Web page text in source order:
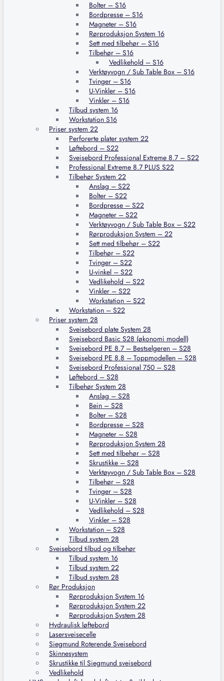
Bolter – S16
Bordpresse – S16
Magneter – S16
Rørproduksjon System 16
Sett med tilbehør – S16
Tilbehør – S16
Vedlikehold – S16
Verktøyvogn / Sub Table Box – S16
Tvinger – S16
U-Vinkler – S16
Vinkler – S16
Tilbud system 16
Workstation S16
Priser system 22
Perforerte plater system 22
Løftebord – S22
Sveisebord Professional Extreme 8.7 – S22
Professional Extreme 8.7 PLUS S22
Tilbehør System 22
Anslag – S22
Bolter – S22
Bordpresse – S22
Magneter – S22
Verktøyvogn / Sub Table Box – S22
Rørproduksjon System – 22
Sett med tilbehør – S22
Tilbehør – S22
Tvinger – S22
U-vinkel – S22
Vedlikehold – S22
Vinkler – S22
Workstation – S22
Workstation – S22
Priser system 28
Sveisebord plate System 28
Sveisebord Basic S28 (økonomi modell)
Sveisebord PE 8.7 – Bestselgeren – S28
Sveisebord PE 8.8 – Toppmodellen – S28
Sveisebord Professional 750 – S28
Løftebord – S28
Tilbehør System 28
Anslag – S28
Bein – S28
Bolter – S28
Bordpresse – S28
Magneter – S28
Rørproduksjon System 28
Sett med tilbehør – S28
Skrustikke – S28
Verktøyvogn / Sub Table Box – S28
Tilbehør – S28
Tvinger – S28
U-Vinkler – S28
Vedlikehold – S28
Vinkler – S28
Workstation – S28
Tilbud system 28
Sveisebord tilbud og tilbehør
Tilbud system 16
Tilbud system 22
Tilbud system 28
Rør Produksjon
Rørproduksjon System 16
Rørproduksjon System 22
Rørproduksjon System 28
Hydraulisk løftebord
Lasersveisecelle
Siegmund Roterende Sveisebord
Skinnesystem
Skrustikke til Siegmund sveisebord
Vedlikehold